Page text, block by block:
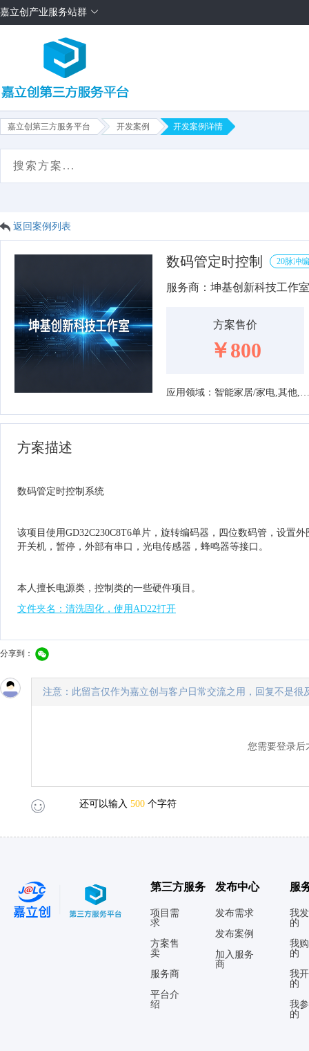
嘉立创产业服务站群
方案售卖
嘉立创第三方服务平台 开发案例 开发案例详情
返回案例列表
数码管定时控制 20脉冲
服务商：坤基创新科技工作室
方案售价
￥800
应用领域：智能家居/家电,其他,消费电子,机械领域
方案描述
数码管定时控制系统
该项目使用GD32C230C8T6单片，旋转编码器，四位数码管，设置
开关机，暂停，外部有串口，光电传感器，蜂鸣器等接口。
本人擅长电源类，控制类的一些硬件项目。
文件夹名：清洗固化，使用AD22打开
分享到：
注意：此留言仅作为嘉立创与客户日常交流之用，回复不是
您需要登录
还可以输入 500 个字符
第三方服务
项目需
求
方案售
卖
服务商
平台介
绍
发布中心
发布需求
发布案例
加入服务
商
服
我
的
我
的
我
的
我
的